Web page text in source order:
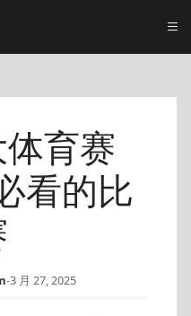
育赛
看的比
-3 月 27, 2025